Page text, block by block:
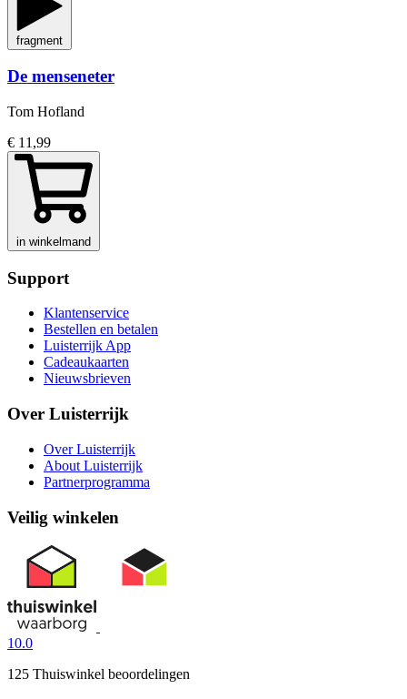
fragment
De menseneter
Tom Hofland
€ 11,99
in winkelmand
Support
Klantenservice
Bestellen en betalen
Luisterrijk App
Cadeaukaarten
Nieuwsbrieven
Over Luisterrijk
Over Luisterrijk
About Luisterrijk
Partnerprogramma
Veilig winkelen
10.0
125 Thuiswinkel beoordelingen